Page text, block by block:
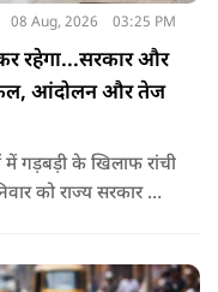
08 Aug, 2026 03:25 PM
रहेगा...सरकार और
फेल, आंदोलन और तेज
में गड़बड़ी के खिलाफ रांची
को राज्य सरकार और